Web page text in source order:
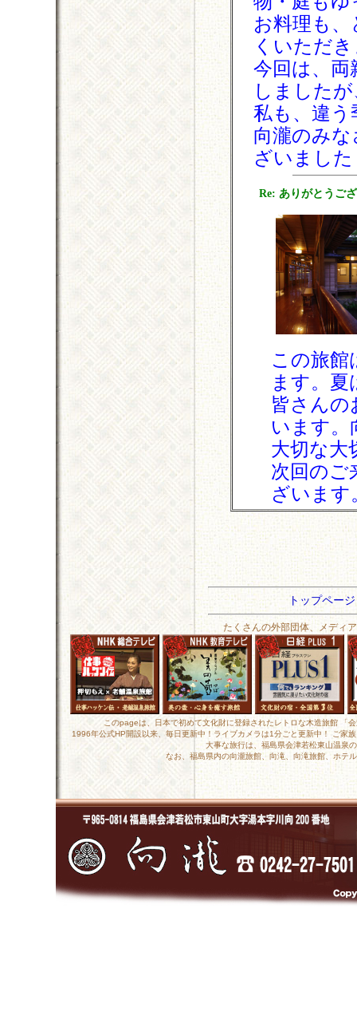
お料理も
くいただ
今回は、
しました
私も、違
向瀧のみ
ざいまし
Re: ありがとうご
この旅館
ます。
皆さんの
います。
大切な大
次回のご
ざいます
トップペー
たくさんの外部団体、メディ
このpageは、日本で初めて文化財に登録されたレトロな木造旅館
1996年公式HP開設以来、毎日更新中！ライブカメラは1分ごと更新中！ ご家
大事な旅行は、福島県会津若松東山温泉
なお、福島県内の向瀧旅館、向滝、向滝旅館、ホテ